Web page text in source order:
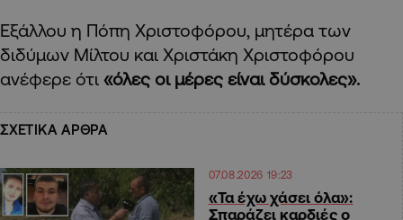
Εξάλλου η Πόπη Χριστοφόρου, μητέρα των
διδύμων Μίλτου και Χριστάκη Χριστοφόρου
ανέφερε ότι «όλες οι μέρες είναι δύσκολες».
ΣΧΕΤΙΚΑ ΑΡΘΡΑ
07.08.2026 19:23
«Τα έχω χάσει όλα»:
Σπαράζει καρδιές ο